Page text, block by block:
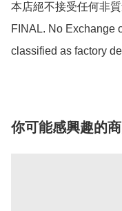
本店絕不接受任何非
FINAL. No Exchange
classified as factory
你可能感興趣的